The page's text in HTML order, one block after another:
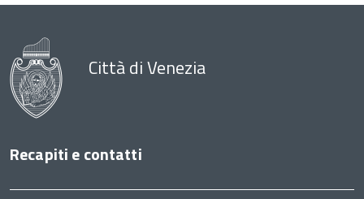
Città di Venezia
Recapiti e contatti